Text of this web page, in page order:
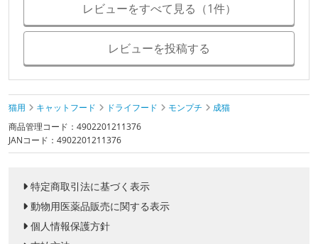
レビューをすべて見る（1件）
レビューを投稿する
猫用 キャットフード ドライフード モンプチ
成猫
商品管理コード：4902201211376
JANコード：4902201211376
特定商取引法に基づく表示
動物用医薬品販売に関する表示
個人情報保護方針